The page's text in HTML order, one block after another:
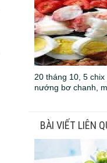
20 tháng 10, 5
nướng bơ chanh,
BÀI VIẾT LIÊN